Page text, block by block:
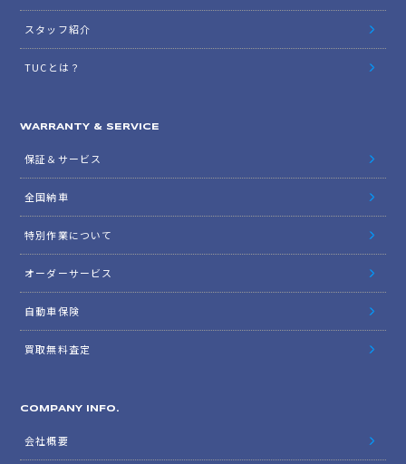
スタッフ紹介
TUCとは？
WARRANTY & SERVICE
保証＆サービス
全国納車
特別作業について
オーダーサービス
自動車保険
買取無料査定
COMPANY INFO.
会社概要